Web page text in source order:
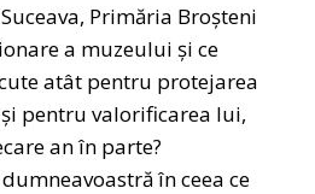
Primăria Broșteni
a muzeului și ce
atât pentru protejarea
pentru valorificarea lui,
an în parte?
în ceea ce